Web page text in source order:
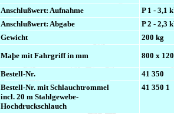
Anschlußwert: Aufnahme
P 1 - 3,1
Anschlußwert: Abgabe
P 2 - 2,3
Gewicht
200 kg
Maþe mit Fahrgriff in mm 800 x
Bestell-Nr.
41 350
Bestell-Nr. mit Schlauchtrommel
incl. 20 m Stahlgewebe-
Hochdruckschlauch
41 350 1